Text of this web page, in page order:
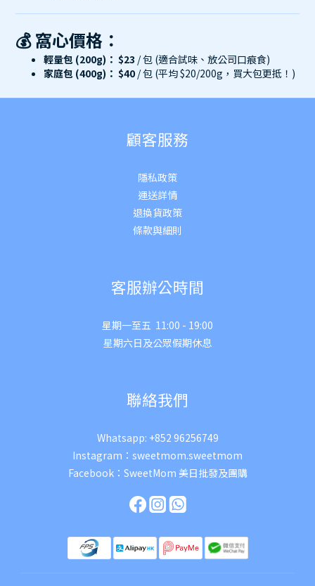
💰 窩心價格：
輕量包 (200g)： $23 / 包 (適合試味、放公司口痕食)
家庭包 (400g)： $40 / 包 (平均 $20/200g，買大包更抵！)
顧客服務
隱私政策
運送詳情
退換貨政策
條款與細則
客服辦公時間
星期一至五 11:00 - 19:00
星期六日及公眾假期休息
聯絡我們
Whatsapp: +852 96256749
Instagram： sweetmom.sweetmom
Facebook： SweetMom 美日批發及團購